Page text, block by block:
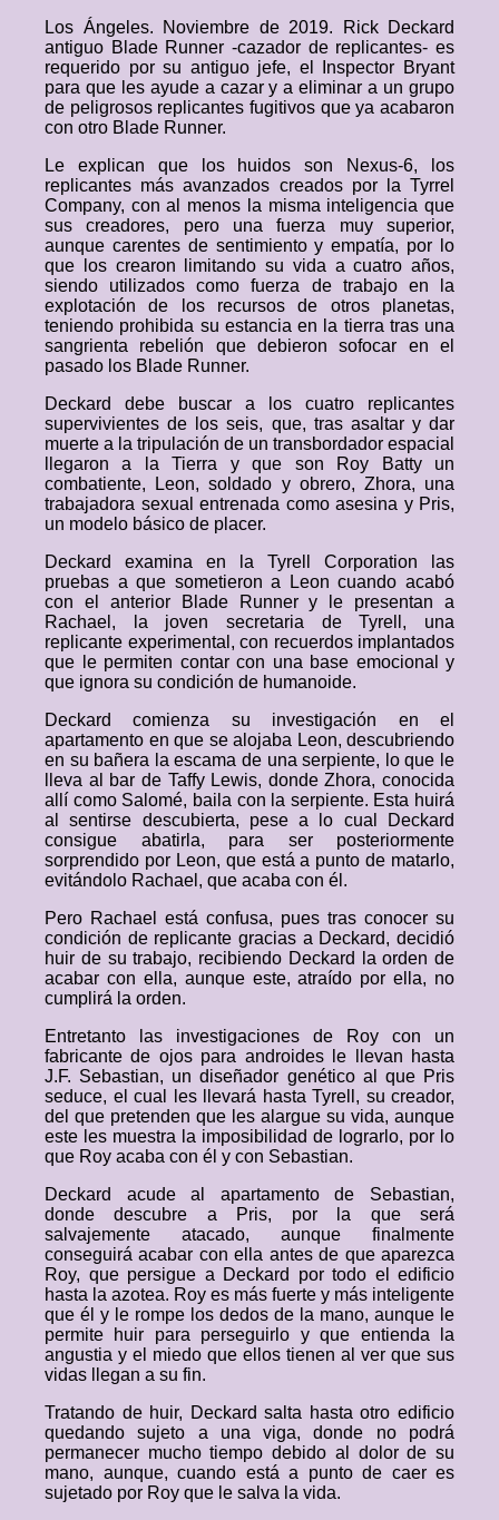
Los Ángeles. Noviembre de 2019. Rick Deckard
antiguo Blade Runner -cazador de replicantes- es
requerido por su antiguo jefe, el Inspector Bryant
para que les ayude a cazar y a eliminar a un grupo
de peligrosos replicantes fugitivos que ya acabaron
con otro Blade Runner.
Le explican que los huidos son Nexus-6, los
replicantes más avanzados creados por la Tyrrel
Company, con al menos la misma inteligencia que
sus creadores, pero una fuerza muy superior,
aunque carentes de sentimiento y empatía, por lo
que los crearon limitando su vida a cuatro años,
siendo utilizados como fuerza de trabajo en la
explotación de los recursos de otros planetas,
teniendo prohibida su estancia en la tierra tras una
sangrienta rebelión que debieron sofocar en el
pasado los Blade Runner.
Deckard debe buscar a los cuatro replicantes
supervivientes de los seis, que, tras asaltar y dar
muerte a la tripulación de un transbordador espacial
llegaron a la Tierra y que son Roy Batty un
combatiente, Leon, soldado y obrero, Zhora, una
trabajadora sexual entrenada como asesina y Pris,
un modelo básico de placer.
Deckard examina en la Tyrell Corporation las
pruebas a que sometieron a Leon cuando acabó
con el anterior Blade Runner y le presentan a
Rachael, la joven secretaria de Tyrell, una
replicante experimental, con recuerdos implantados
que le permiten contar con una base emocional y
que ignora su condición de humanoide.
Deckard comienza su investigación en el
apartamento en que se alojaba Leon, descubriendo
en su bañera la escama de una serpiente, lo que le
lleva al bar de Taffy Lewis, donde Zhora, conocida
allí como Salomé, baila con la serpiente. Esta huirá
al sentirse descubierta, pese a lo cual Deckard
consigue abatirla, para ser posteriormente
sorprendido por Leon, que está a punto de matarlo,
evitándolo Rachael, que acaba con él.
Pero Rachael está confusa, pues tras conocer su
condición de replicante gracias a Deckard, decidió
huir de su trabajo, recibiendo Deckard la orden de
acabar con ella, aunque este, atraído por ella, no
cumplirá la orden.
Entretanto las investigaciones de Roy con un
fabricante de ojos para androides le llevan hasta
J.F. Sebastian, un diseñador genético al que Pris
seduce, el cual les llevará hasta Tyrell, su creador,
del que pretenden que les alargue su vida, aunque
este les muestra la imposibilidad de lograrlo, por lo
que Roy acaba con él y con Sebastian.
Deckard acude al apartamento de Sebastian,
donde descubre a Pris, por la que será
salvajemente atacado, aunque finalmente
conseguirá acabar con ella antes de que aparezca
Roy, que persigue a Deckard por todo el edificio
hasta la azotea. Roy es más fuerte y más inteligente
que él y le rompe los dedos de la mano, aunque le
permite huir para perseguirlo y que entienda la
angustia y el miedo que ellos tienen al ver que sus
vidas llegan a su fin.
Tratando de huir, Deckard salta hasta otro edificio
quedando sujeto a una viga, donde no podrá
permanecer mucho tiempo debido al dolor de su
mano, aunque, cuando está a punto de caer es
sujetado por Roy que le salva la vida.